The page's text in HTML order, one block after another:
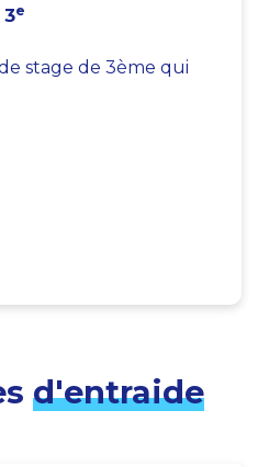
e
stage de 3ème qui
d'entraide